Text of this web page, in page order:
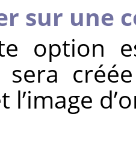
sur une
option
sera
l’image